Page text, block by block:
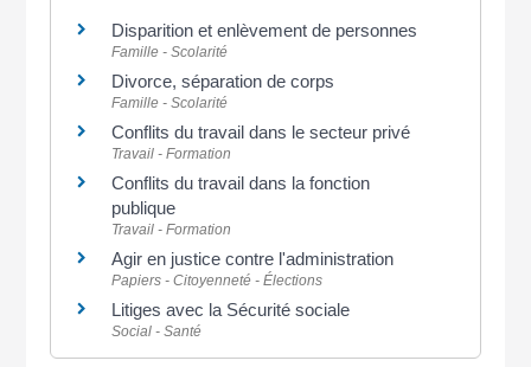
Disparition et enlèvement de personnes
Famille - Scolarité
Divorce, séparation de corps
Famille - Scolarité
Conflits du travail dans le secteur privé
Travail - Formation
Conflits du travail dans la fonction
publique
Travail - Formation
Agir en justice contre l'administration
Papiers - Citoyenneté - Élections
Litiges avec la Sécurité sociale
Social - Santé